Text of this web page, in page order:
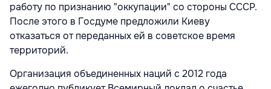
работу по признанию "оккупации" со стороны СССР.
После этого в Госдуме предложили Киеву
отказаться от переданных ей в советское время
территорий.
Организация объединенных наций с 2012 года